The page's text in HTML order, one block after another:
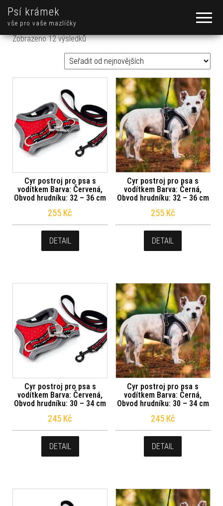
Psí krámek
vše pro vaše mazlíčky
Zobrazeno 12 výsledkůSeřazeno od nejnovějších
Cyr postroj pro psa s
vodítkem Barva: Červená,
Obvod hrudníku: 32 – 36 cm
255 Kč
DETAIL
Cyr postroj pro psa s
vodítkem Barva: Černá,
Obvod hrudníku: 32 – 36 cm
255 Kč
DETAIL
Cyr postroj pro psa s
vodítkem Barva: Červená,
Obvod hrudníku: 30 – 34 cm
245 Kč
DETAIL
Cyr postroj pro psa s
vodítkem Barva: Černá,
Obvod hrudníku: 30 – 34 cm
245 Kč
DETAIL